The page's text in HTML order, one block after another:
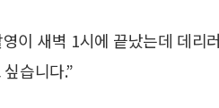
이 새벽 1시에 끝났는데 데리
습니다.”